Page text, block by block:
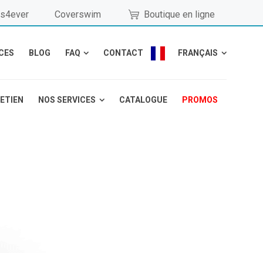
Coverswim Boutique en ligne
BLOG FAQ CONTACT FRANÇAIS
NOS SERVICES CATALOGUE PROMOS